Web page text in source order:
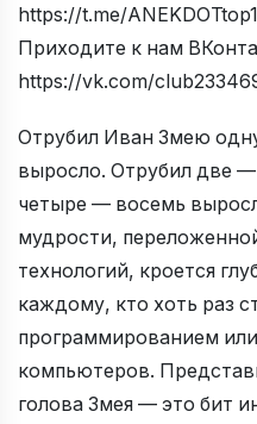
https://t.me/
Приходите к нам
https://vk.com/
Отрубил Иван Змею
выросло. Отрубил две
четыре — восемь
мудрости,
технологий, кроется
каждому, кто хоть раз
программированием
компьютеров.
голова Змея — это бит